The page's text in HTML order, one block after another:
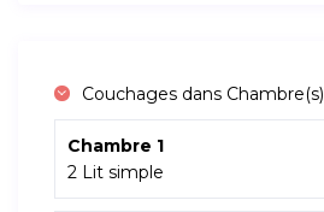
Couchages dans Chambre(s)
Chambre 1
2 Lit simple